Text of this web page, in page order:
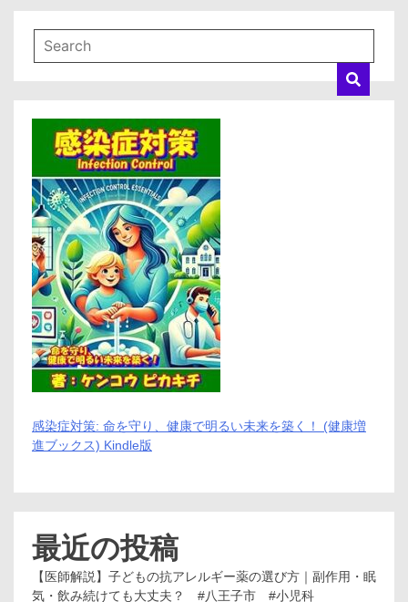
感染症対策: 命を守り、健康で明るい未来を築く！ (健康増
進ブックス) Kindle版
最近の投稿
【医師解説】子どもの抗アレルギー薬の選び方｜副作用・眠
気・飲み続けても大丈夫？ #八王子市 #小児科